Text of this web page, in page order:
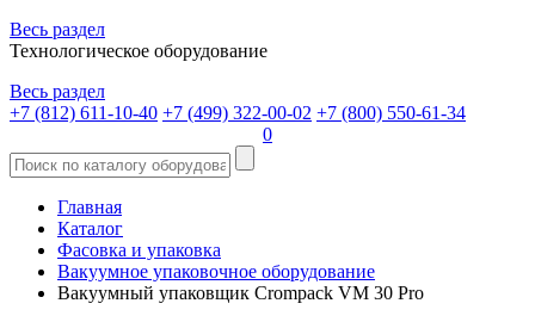
Весь раздел
Технологическое оборудование
Весь раздел
+7 (812) 611-10-40 +7 (499) 322-00-02 +7 (800) 550-61-34
0
Главная
Каталог
Фасовка и упаковка
Вакуумное упаковочное оборудование
Вакуумный упаковщик Crompack VM 30 Pro